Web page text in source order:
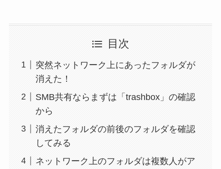
目次
突然ネットワーク上にあったフォルダが
消えた！
SMB共有ならまずは「trashbox」の確認
から
消えたフォルダの前後のフォルダを確認
してみる
ネットワーク上のフォルダは複数人がア